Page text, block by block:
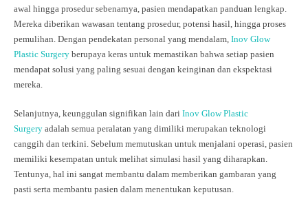
awal hingga prosedur sebenarnya, pasien mendapatkan panduan lengkap.
Mereka diberikan wawasan tentang prosedur, potensi hasil, hingga proses
pemulihan. Dengan pendekatan personal yang mendalam, Inov Glow
Plastic Surgery berupaya keras untuk memastikan bahwa setiap pasien
mendapat solusi yang paling sesuai dengan keinginan dan ekspektasi
mereka.
Selanjutnya, keunggulan signifikan lain dari Inov Glow Plastic
Surgery adalah semua peralatan yang dimiliki merupakan teknologi
canggih dan terkini. Sebelum memutuskan untuk menjalani operasi, pasien
memiliki kesempatan untuk melihat simulasi hasil yang diharapkan.
Tentunya, hal ini sangat membantu dalam memberikan gambaran yang
pasti serta membantu pasien dalam menentukan keputusan.